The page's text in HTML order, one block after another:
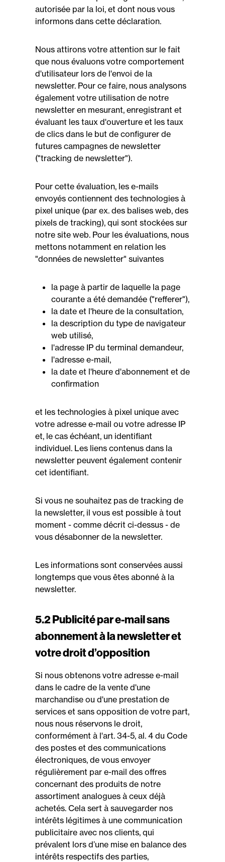
autorisée par la loi, et dont nous vous
informons dans cette déclaration.
Nous attirons votre attention sur le fait
que nous évaluons votre comportement
d'utilisateur lors de l'envoi de la
newsletter. Pour ce faire, nous analysons
également votre utilisation de notre
newsletter en mesurant, enregistrant et
évaluant les taux d'ouverture et les taux
de clics dans le but de configurer de
futures campagnes de newsletter
("tracking de newsletter").
Pour cette évaluation, les e-mails
envoyés contiennent des technologies à
pixel unique (par ex. des balises web, des
pixels de tracking), qui sont stockées sur
notre site web. Pour les évaluations, nous
mettons notamment en relation les
"données de newsletter" suivantes
la page à partir de laquelle la page
courante a été demandée ("refferer"),
la date et l'heure de la consultation,
la description du type de navigateur
web utilisé,
l'adresse IP du terminal demandeur,
l'adresse e-mail,
la date et l'heure d'abonnement et de
confirmation
et les technologies à pixel unique avec
votre adresse e-mail ou votre adresse IP
et, le cas échéant, un identifiant
individuel. Les liens contenus dans la
newsletter peuvent également contenir
cet identifiant.
Si vous ne souhaitez pas de tracking de
la newsletter, il vous est possible à tout
moment - comme décrit ci-dessus - de
vous désabonner de la newsletter.
Les informations sont conservées aussi
longtemps que vous êtes abonné à la
newsletter.
5.2 Publicité par e-mail sans
abonnement à la newsletter et
votre droit d’opposition
Si nous obtenons votre adresse e-mail
dans le cadre de la vente d'une
marchandise ou d'une prestation de
services et sans opposition de votre part,
nous nous réservons le droit,
conformément à l'art. 34-5, al. 4 du Code
des postes et des communications
électroniques, de vous envoyer
régulièrement par e-mail des offres
concernant des produits de notre
assortiment analogues à ceux déjà
achetés. Cela sert à sauvegarder nos
intérêts légitimes à une communication
publicitaire avec nos clients, qui
prévalent lors d’une mise en balance des
intérêts respectifs des parties,